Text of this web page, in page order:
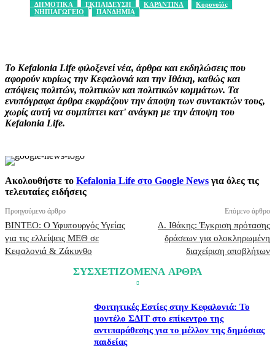
ΔΗΜΟΤΙΚΑ ΕΚΠΑΙΔΕΥΣΗ ΚΑΡΑΝΤΙΝΑ
Κορονοϊός
ΝΗΠΙΑΓΩΓΕΙΟ
ΠΑΝΔΗΜΙΑ
Το Kefalonia Life φιλοξενεί νέα, άρθρα και εκδηλώσεις που
αφορούν κυρίως την Κεφαλονιά και την Ιθάκη, καθώς και
απόψεις πολιτών, πολιτικών και πολιτικών κομμάτων. Τα
ενυπόγραφα άρθρα εκφράζουν την άποψη των συντακτών τους,
χωρίς αυτή να συμπίπτει κατ' ανάγκη με την άποψη του
Kefalonia Life.
Ακολουθήστε το Kefalonia Life στο Google News για όλες τις
τελευταίες ειδήσεις
Προηγούμενο άρθρο
ΒΙΝΤΕΟ: Ο Υφυπουργός Υγείας
για τις ελλείψεις ΜΕΘ σε
Κεφαλονιά & Ζάκυνθο
Επόμενο άρθρο
Δ. Ιθάκης: Έγκριση πρότασης
δράσεων για ολοκληρωμένη
διαχείριση αποβλήτων
ΣΥΣΧΕΤΙΖΟΜΕΝΑ ΑΡΘΡΑ
Φοιτητικές Εστίες στην Κεφαλονιά: Το
μοντέλο ΣΔΙΤ στο επίκεντρο της
αντιπαράθεσης για το μέλλον της δημόσιας
παιδείας